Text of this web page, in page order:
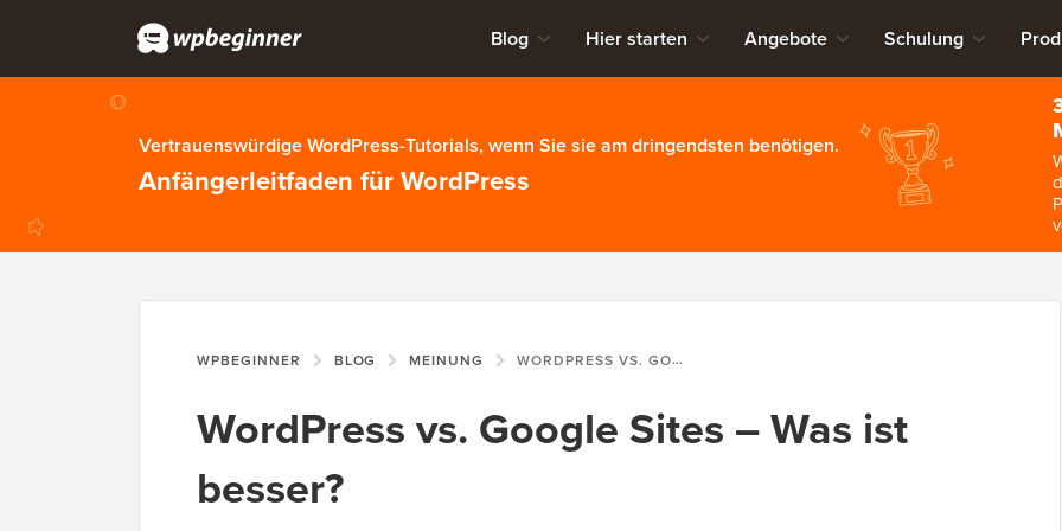
Blog Hier starten Angebote Schulung
Vertrauenswürdige WordPress-Tutorials, wenn Sie sie am dringendsten benötigen.
Anfängerleitfaden für WordPress
WPBEGINNER BLOG MEINUNG WORDPRESS VS. GOOGLE SITES – WAS IST BESSER?
WordPress vs. Google Sites – Was ist
besser?